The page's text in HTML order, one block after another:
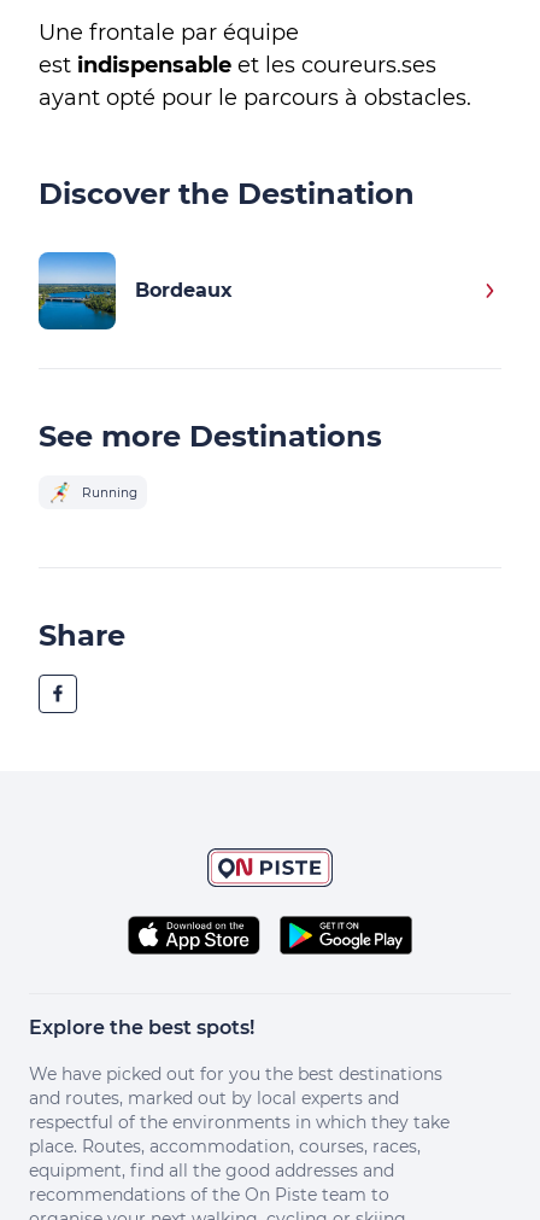
Une frontale par équipe
est indispensable et les coureurs.ses
ayant opté pour le parcours à obstacles.
Discover the Destination
Bordeaux
See more Destinations
Running
Share
Explore the best spots!
We have picked out for you the best destinations
and routes, marked out by local experts and
respectful of the environments in which they take
place. Routes, accommodation, courses, races,
equipment, find all the good addresses and
recommendations of the On Piste team to